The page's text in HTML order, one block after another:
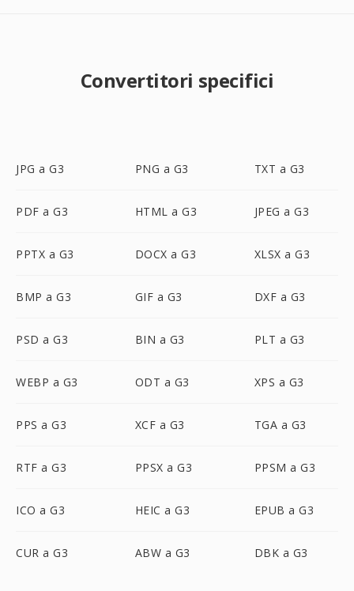
Convertitori specifici
JPG a G3 PNG a G3 TXT a G3
PDF a G3 HTML a G3 JPEG a G3
PPTX a G3 DOCX a G3 XLSX a G3
BMP a G3 GIF a G3 DXF a G3
PSD a G3 BIN a G3 PLT a G3
WEBP a G3 ODT a G3 XPS a G3
PPS a G3 XCF a G3 TGA a G3
RTF a G3 PPSX a G3 PPSM a G3
ICO a G3 HEIC a G3 EPUB a G3
CUR a G3 ABW a G3 DBK a G3